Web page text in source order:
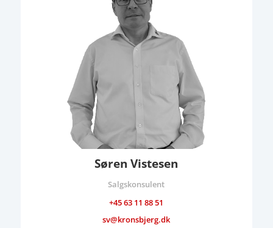
Søren Vistesen
Salgskonsulent
+45 63 11 88 51
sv@kronsbjerg.dk